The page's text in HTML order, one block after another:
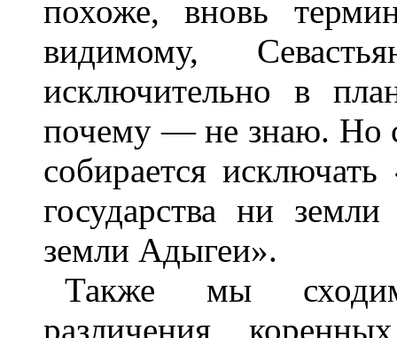
похоже, вновь
видимому,
исключительно в
почему — не знаю. Но
собирается
государства ни
земли Адыгеи».
Также мы
различения